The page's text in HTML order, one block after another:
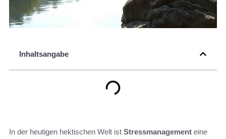
Inhaltsangabe
In der heutigen hektischen Welt ist Stressmanagement eine